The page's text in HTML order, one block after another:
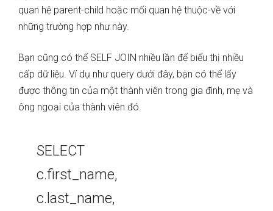
quan hệ parent-child hoặc mối quan hệ thuộc-về với
những trường hợp như này.
Bạn cũng có thể SELF JOIN nhiều lần để biểu thị nhiều
cấp dữ liệu. Ví dụ như query dưới đây, bạn có thể lấy
được thông tin của một thành viên trong gia đình, mẹ và
ông ngoại của thành viên đó.
SELECT
c.first_name,
c.last_name,